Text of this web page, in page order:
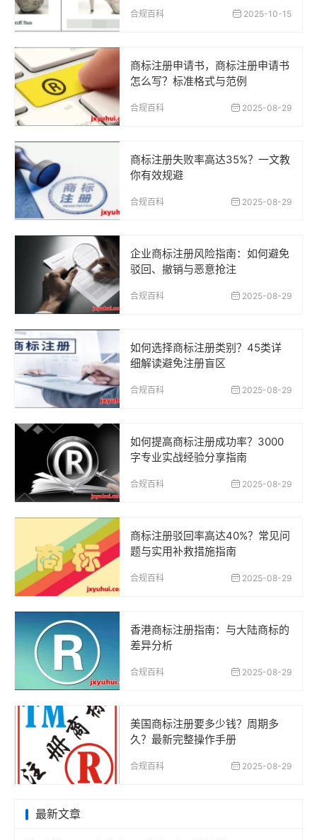
合规百科 2025-10-15
商标注册申请书，商标注册申请书
怎么写？标准格式与范例
合规百科 2025-08-29
商标注册失败率高达35%？一文教
你有效规避
合规百科 2025-08-29
企业商标注册风险指南：如何避免
驳回、撤销与恶意抢注
合规百科 2025-08-29
如何选择商标注册类别？45类详
细解读避免注册盲区
合规百科 2025-08-29
如何提高商标注册成功率？3000
字专业实战经验分享指南
合规百科 2025-08-29
商标注册驳回率高达40%？常见问
题与实用补救措施指南
合规百科 2025-08-29
香港商标注册指南：与大陆商标的
差异分析
合规百科 2025-08-29
美国商标注册要多少钱？周期多
久？最新完整操作手册
合规百科 2025-08-29
最新文章